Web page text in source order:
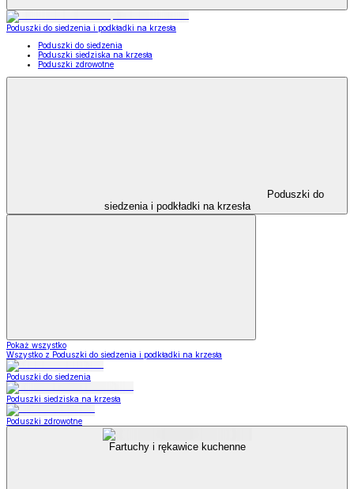
Poduszki do siedzenia i podkładki na krzesła
Poduszki do siedzenia
Poduszki siedziska na krzesła
Poduszki zdrowotne
Poduszki do
siedzenia i podkładki na krzesła
Pokaż wszystko
Wszystko z Poduszki do siedzenia i podkładki na krzesła
Poduszki do siedzenia
Poduszki siedziska na krzesła
Poduszki zdrowotne
Fartuchy i rękawice kuchenne